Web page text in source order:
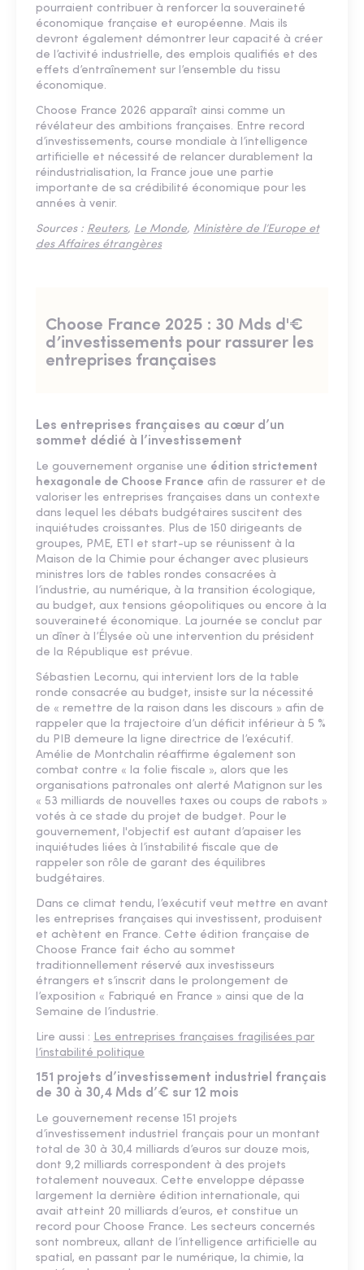
pourraient contribuer à renforcer la souveraineté
économique française et européenne. Mais ils
devront également démontrer leur capacité à créer
de l’activité industrielle, des emplois qualifiés et des
effets d’entraînement sur l’ensemble du tissu
économique.
Choose France 2026 apparaît ainsi comme un
révélateur des ambitions françaises. Entre record
d’investissements, course mondiale à l’intelligence
artificielle et nécessité de relancer durablement la
réindustrialisation, la France joue une partie
importante de sa crédibilité économique pour les
années à venir.
Sources : Reuters, Le Monde, Ministère de l’Europe et
des Affaires étrangères
Choose France 2025 : 30 Mds d'€
d’investissements pour rassurer les
entreprises françaises
Les entreprises françaises au cœur d’un
sommet dédié à l’investissement
Le gouvernement organise une édition strictement
hexagonale de Choose France afin de rassurer et de
valoriser les entreprises françaises dans un contexte
dans lequel les débats budgétaires suscitent des
inquiétudes croissantes. Plus de 150 dirigeants de
groupes, PME, ETI et start-up se réunissent à la
Maison de la Chimie pour échanger avec plusieurs
ministres lors de tables rondes consacrées à
l’industrie, au numérique, à la transition écologique,
au budget, aux tensions géopolitiques ou encore à la
souveraineté économique. La journée se conclut par
un dîner à l’Élysée où une intervention du président
de la République est prévue.
Sébastien Lecornu, qui intervient lors de la table
ronde consacrée au budget, insiste sur la nécessité
de « remettre de la raison dans les discours » afin de
rappeler que la trajectoire d’un déficit inférieur à 5 %
du PIB demeure la ligne directrice de l’exécutif.
Amélie de Montchalin réaffirme également son
combat contre « la folie fiscale », alors que les
organisations patronales ont alerté Matignon sur les
« 53 milliards de nouvelles taxes ou coups de rabots »
votés à ce stade du projet de budget. Pour le
gouvernement, l'objectif est autant d’apaiser les
inquiétudes liées à l’instabilité fiscale que de
rappeler son rôle de garant des équilibres
budgétaires.
Dans ce climat tendu, l’exécutif veut mettre en avant
les entreprises françaises qui investissent, produisent
et achètent en France. Cette édition française de
Choose France fait écho au sommet
traditionnellement réservé aux investisseurs
étrangers et s’inscrit dans le prolongement de
l’exposition « Fabriqué en France » ainsi que de la
Semaine de l’industrie.
Lire aussi : Les entreprises françaises fragilisées par
l’instabilité politique
151 projets d’investissement industriel français
de 30 à 30,4 Mds d’€ sur 12 mois
Le gouvernement recense 151 projets
d’investissement industriel français pour un montant
total de 30 à 30,4 milliards d’euros sur douze mois,
dont 9,2 milliards correspondent à des projets
totalement nouveaux. Cette enveloppe dépasse
largement la dernière édition internationale, qui
avait atteint 20 milliards d’euros, et constitue un
record pour Choose France. Les secteurs concernés
sont nombreux, allant de l’intelligence artificielle au
spatial, en passant par le numérique, la chimie, la